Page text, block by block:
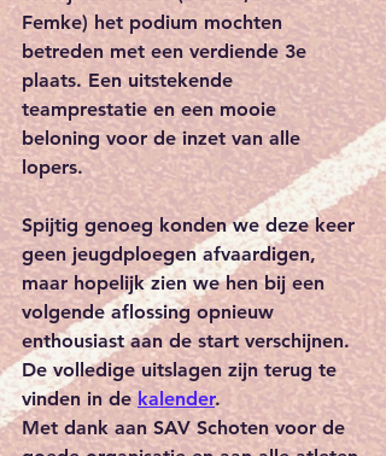
Femke) het podium mochten
betreden met een verdiende 3e
plaats. Een uitstekende
teamprestatie en een mooie
beloning voor de inzet van alle
lopers.
Spijtig genoeg konden we deze keer
geen jeugdploegen afvaardigen,
maar hopelijk zien we hen bij een
volgende aflossing opnieuw
enthousiast aan de start verschijnen.
De volledige uitslagen zijn terug te
vinden in de kalender.
Met dank aan SAV Schoten voor de